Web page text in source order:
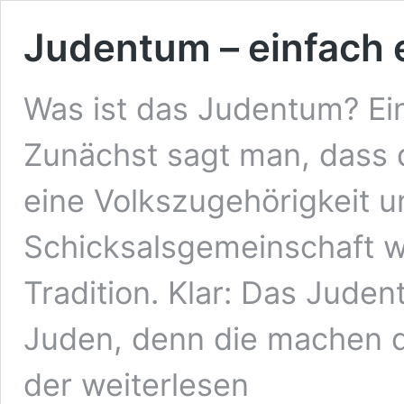
Judentum – einfach
Was ist das Judentum?
Zunächst sagt man, dass
eine Volkszugehörigkeit
Schicksalsgemeinschaft
Tradition. Klar: Das
Juden, denn die machen
der
Judentum
–
weiterlesen